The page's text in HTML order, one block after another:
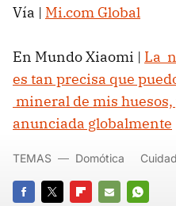
Vía | Mi.com Global
En Mundo Xiaomi | La
es tan precisa que
mineral de mis huesos,
anunciada globalmente
TEMAS Domótica